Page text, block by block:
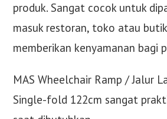
produk. Sangat cocok untuk
masuk restoran, toko atau
memberikan kenyamanan bagi
MAS Wheelchair Ramp / Jalur
Single-fold 122cm sangat